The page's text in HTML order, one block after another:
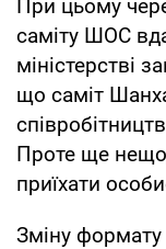
При цьому
саміту ШОС
міністерстві
що саміт
Проте ще
приїхати
Зміну